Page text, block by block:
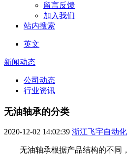
留言反馈
加入我们
站内搜索
英文
新闻动态
公司动态
行业资讯
无油轴承的分类
2020-12-02 14:02:39 浙江飞宇自动
无油轴承根据产品结构的不同